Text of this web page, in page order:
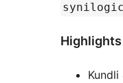
Highlights